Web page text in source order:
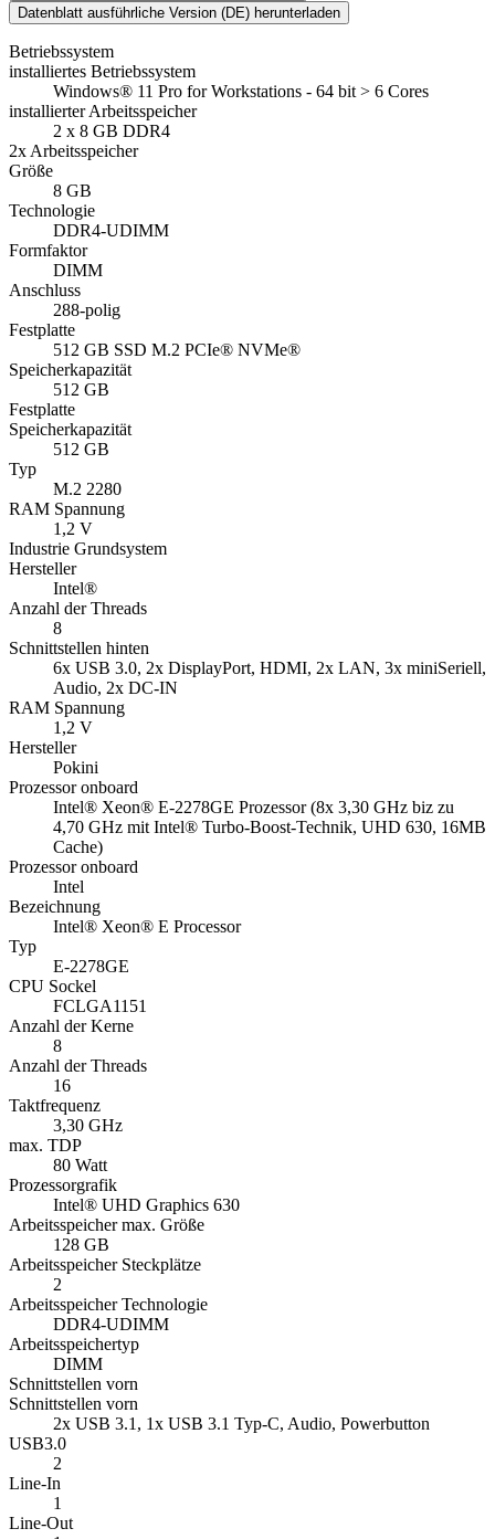
Datenblatt ausführliche Version (DE) herunterladen
Betriebssystem
installiertes Betriebssystem
Windows® 11 Pro for Workstations - 64 bit > 6 Cores
installierter Arbeitsspeicher
2 x 8 GB DDR4
2x Arbeitsspeicher
Größe
8 GB
Technologie
DDR4-UDIMM
Formfaktor
DIMM
Anschluss
288-polig
Festplatte
512 GB SSD M.2 PCIe® NVMe®
Speicherkapazität
512 GB
Festplatte
Speicherkapazität
512 GB
Typ
M.2 2280
RAM Spannung
1,2 V
Industrie Grundsystem
Hersteller
Intel®
Anzahl der Threads
8
Schnittstellen hinten
6x USB 3.0, 2x DisplayPort, HDMI, 2x LAN, 3x miniSeriell,
Audio, 2x DC-IN
RAM Spannung
1,2 V
Hersteller
Pokini
Prozessor onboard
Intel® Xeon® E-2278GE Prozessor (8x 3,30 GHz biz zu
4,70 GHz mit Intel® Turbo-Boost-Technik, UHD 630, 16MB
Cache)
Prozessor onboard
Intel
Bezeichnung
Intel® Xeon® E Processor
Typ
E-2278GE
CPU Sockel
FCLGA1151
Anzahl der Kerne
8
Anzahl der Threads
16
Taktfrequenz
3,30 GHz
max. TDP
80 Watt
Prozessorgrafik
Intel® UHD Graphics 630
Arbeitsspeicher max. Größe
128 GB
Arbeitsspeicher Steckplätze
2
Arbeitsspeicher Technologie
DDR4-UDIMM
Arbeitsspeichertyp
DIMM
Schnittstellen vorn
Schnittstellen vorn
2x USB 3.1, 1x USB 3.1 Typ-C, Audio, Powerbutton
USB3.0
2
Line-In
1
Line-Out